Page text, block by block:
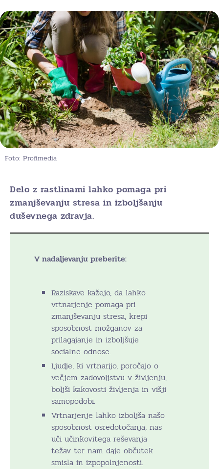
Foto: Profimedia
Delo z rastlinami lahko pomaga pri
zmanjševanju stresa in izboljšanju
duševnega zdravja.
V nadaljevanju preberite:
Raziskave kažejo, da lahko
vrtnarjenje pomaga pri
zmanjševanju stresa, krepi
sposobnost možganov za
prilagajanje in izboljšuje
socialne odnose.
Ljudje, ki vrtnarijo, poročajo o
večjem zadovoljstvu v življenju,
boljši kakovosti življenja in višji
samopodobi.
Vrtnarjenje lahko izboljša našo
sposobnost osredotočanja, nas
uči učinkovitega reševanja
težav ter nam daje občutek
smisla in izpopolnjenosti.